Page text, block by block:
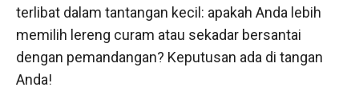
terlibat dalam tantangan kecil: apakah Anda lebih
memilih lereng curam atau sekadar bersantai
dengan pemandangan? Keputusan ada di tangan
Anda!